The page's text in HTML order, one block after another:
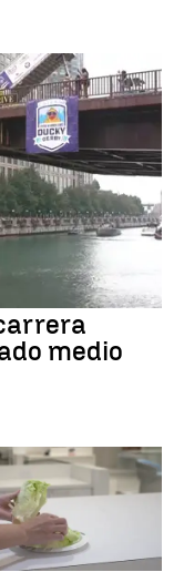
medio